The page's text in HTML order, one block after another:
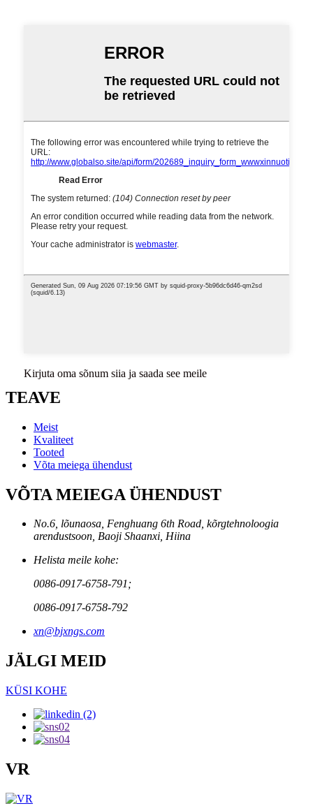
Kirjuta oma sõnum siia ja saada see meile
TEAVE
Meist
Kvaliteet
Tooted
Võta meiega ühendust
VÕTA MEIEGA ÜHENDUST
No.6, lõunaosa, Fenghuang 6th Road, kõrgtehnoloogia
arendustsoon, Baoji Shaanxi, Hiina
Helista meile kohe:
0086-0917-6758-791;
0086-0917-6758-792
xn@bjxngs.com
JÄLGI MEID
KÜSI KOHE
VR